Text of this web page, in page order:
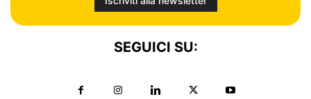
SEGUICI SU: